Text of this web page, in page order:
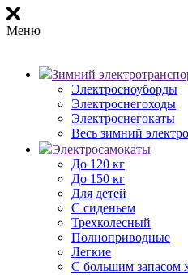
Меню
Зимний
Электросноуборды
Электроснегоходы
Электроснегокаты
Весь зимний
Электросамокаты
До 120 кг
До 150 кг
Для детей
С сиденьем
Трехколесный
Полноприводные
Легкие
С большим запасом